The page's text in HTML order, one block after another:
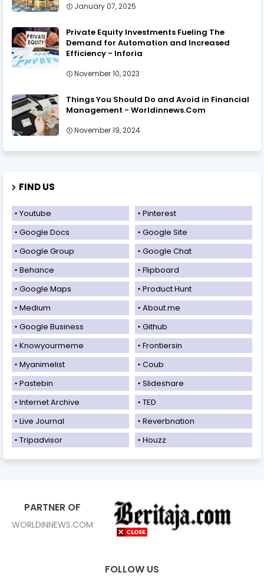
January 07, 2025
Private Equity Investments Fueling The
Demand for Automation and Increased
Efficiency - Inforia
November 10, 2023
Things You Should Do and Avoid in Financial
Management - Worldinnews.Com
November 19, 2024
FIND US
Youtube
Pinterest
Google Docs
Google Site
Google Group
Google Chat
Behance
Flipboard
Google Maps
Product Hunt
Medium
About.me
Google Business
Github
Knowyourmeme
Frontiersin
Myanimelist
Coub
Pastebin
Slideshare
Internet Archive
TED
Live Journal
Reverbnation
Tripadvisor
Houzz
PARTNER OF
WORLDINNEWS.COM
FOLLOW US